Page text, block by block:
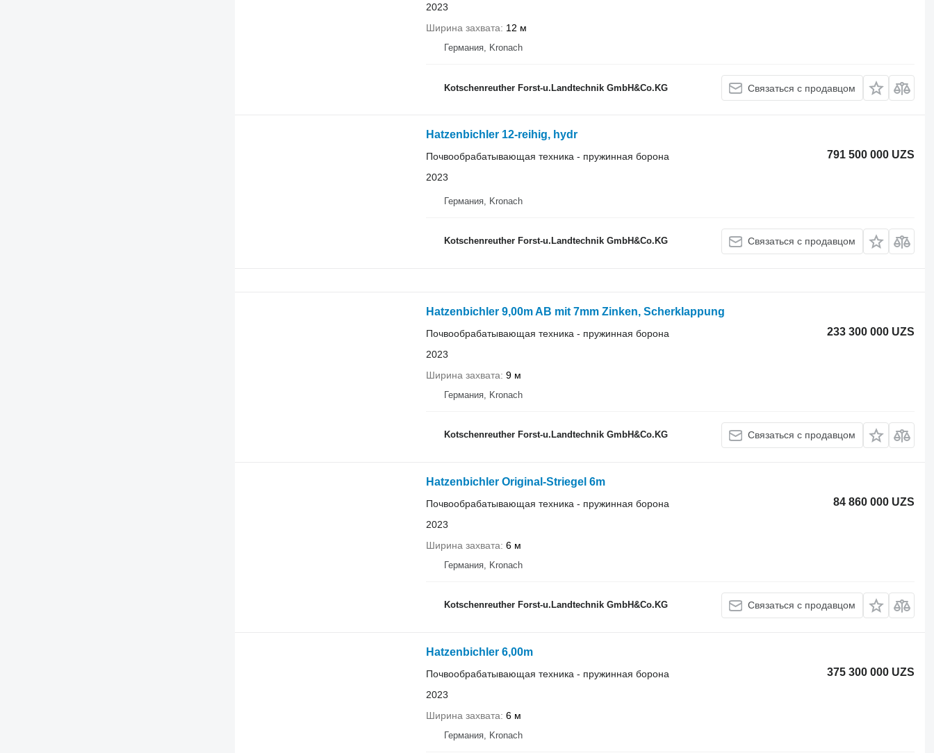
2023
Ширина захвата 12 м
Германия, Kronach
Kotschenreuther Forst-u.Landtechnik GmbH&Co.KG Связаться с продавцом
Hatzenbichler 12-reihig, hydr
791 500 000 UZS
Почвообрабатывающая техника - пружинная борона
2023
Германия, Kronach
Kotschenreuther Forst-u.Landtechnik GmbH&Co.KG Связаться с продавцом
Hatzenbichler 9,00m AB mit 7mm Zinken, Scherklappung
233 300 000 UZS
Почвообрабатывающая техника - пружинная борона
2023
Ширина захвата 9 м
Германия, Kronach
Kotschenreuther Forst-u.Landtechnik GmbH&Co.KG Связаться с продавцом
Hatzenbichler Original-Striegel 6m
84 860 000 UZS
Почвообрабатывающая техника - пружинная борона
2023
Ширина захвата 6 м
Германия, Kronach
Kotschenreuther Forst-u.Landtechnik GmbH&Co.KG Связаться с продавцом
Hatzenbichler 6,00m
375 300 000 UZS
Почвообрабатывающая техника - пружинная борона
2023
Ширина захвата 6 м
Германия, Kronach